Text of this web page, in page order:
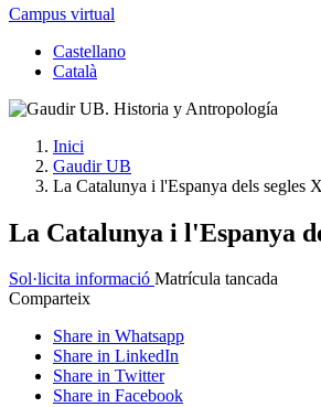
Campus virtual
Castellano
Català
Inici
Gaudir UB
La Catalunya i l'Espanya dels segles
La Catalunya i l'Espanya
Sol·licita informació Matrícula tancada
Comparteix
Share in Whatsapp
Share in LinkedIn
Share in Twitter
Share in Facebook